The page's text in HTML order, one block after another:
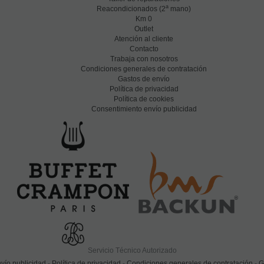
Reacondicionados (2a mano)
Km 0
Outlet
Atención al cliente
Contacto
Trabaja con nosotros
Condiciones generales de contratación
Gastos de envío
Política de privacidad
Política de cookies
Consentimiento envío publicidad
Servicio Técnico Autorizado